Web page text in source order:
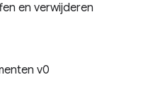
en verwijderen
v0